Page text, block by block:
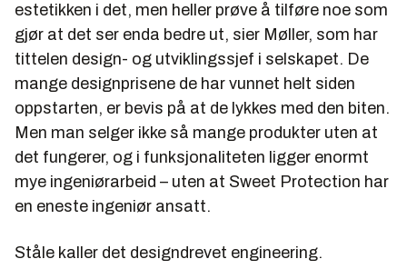
estetikken i det, men heller prøve å tilføre noe som
gjør at det ser enda bedre ut, sier Møller, som har
tittelen design- og utviklingssjef i selskapet. De
mange designprisene de har vunnet helt siden
oppstarten, er bevis på at de lykkes med den biten.
Men man selger ikke så mange produkter uten at
det fungerer, og i funksjonaliteten ligger enormt
mye ingeniørarbeid – uten at Sweet Protection har
en eneste ingeniør ansatt.
Ståle kaller det designdrevet engineering.